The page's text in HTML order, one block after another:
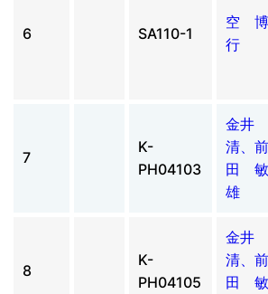
6 SA110-1
空 博
行
7
K-
PH04103
金井
清、前
田 敏
雄
8
K-
PH04105
金井
清、前
田 敏